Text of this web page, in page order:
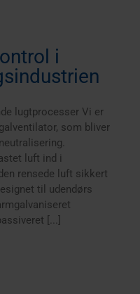
i
lugtprocesser Vi er
som bliver
luft ind i
rensede luft sikkert
til udendørs
[...]